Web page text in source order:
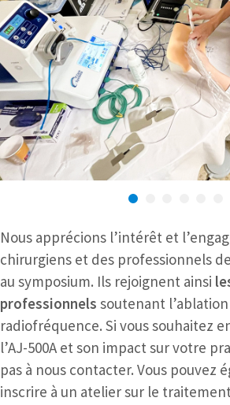
Nous apprécions l’intérêt et
chirurgiens et des professionnels
au symposium. Ils rejoignent ainsi
professionnels soutenant
radiofréquence. Si vous souhaitez
l’AJ-500A et son impact sur votre
pas à nous contacter. Vous pouvez
inscrire à un atelier sur le